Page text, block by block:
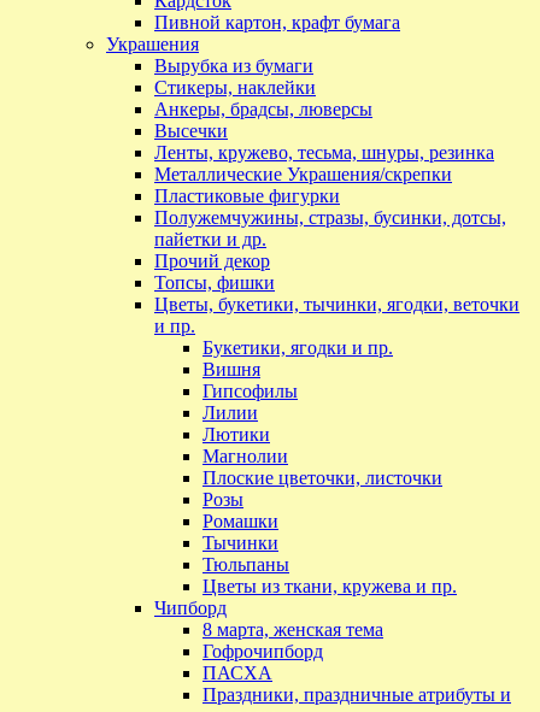
Пивной картон, крафт бумага
Украшения
Вырубка из бумаги
Стикеры, наклейки
Анкеры, брадсы, люверсы
Высечки
Ленты, кружево, тесьма, шнуры, резинка
Металлические Украшения/скрепки
Пластиковые фигурки
Полужемчужины, стразы, бусинки, дотсы,
пайетки и др.
Прочий декор
Топсы, фишки
Цветы, букетики, тычинки, ягодки, веточки
и пр.
Букетики, ягодки и пр.
Вишня
Гипсофилы
Лилии
Лютики
Магнолии
Плоские цветочки, листочки
Розы
Ромашки
Тычинки
Тюльпаны
Цветы из ткани, кружева и пр.
Чипборд
8 марта, женская тема
Гофрочипборд
ПАСХА
Праздники, праздничные атрибуты и